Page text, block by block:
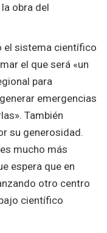
obra del
el sistema científico
el que será «un
para
emergencias
También
su generosidad.
mucho más
espera que en
otro centro
científico